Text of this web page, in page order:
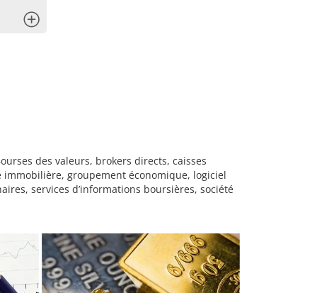
des valeurs, brokers directs, caisses
immobilière, groupement économique, logiciel
services d’informations boursières, société